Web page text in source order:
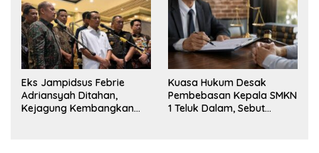
Eks Jampidsus Febrie
Adriansyah Ditahan,
Kejagung Kembangkan
Kuasa Hukum Desak
Pembebasan Kepala SMKN
1 Teluk Dalam, Sebut